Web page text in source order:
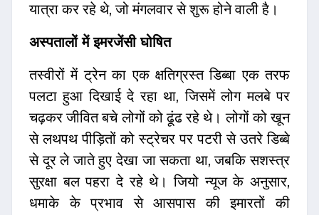
यात्रा कर रहे थे, जो मंगलवार से शुरू होने वाली है।
अस्पतालों में इमरजेंसी घोषित
तस्वीरों में ट्रेन का एक क्षतिग्रस्त डिब्बा एक तरफ
पलटा हुआ दिखाई दे रहा था, जिसमें लोग मलबे पर
चढ़कर जीवित बचे लोगों को ढूंढ रहे थे। लोगों को खून
से लथपथ पीड़ितों को स्ट्रेचर पर पटरी से उतरे डिब्बे
से दूर ले जाते हुए देखा जा सकता था, जबकि सशस्त्र
सुरक्षा बल पहरा दे रहे थे। जियो न्यूज के अनुसार,
धमाके के प्रभाव से आसपास की इमारतों की